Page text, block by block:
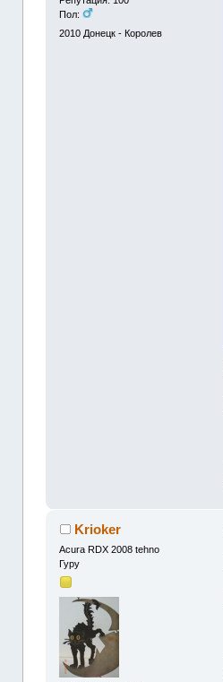
Пол:
2010 Донецк - Королев
Krioker
Acura RDX 2008 tehno
Гуру